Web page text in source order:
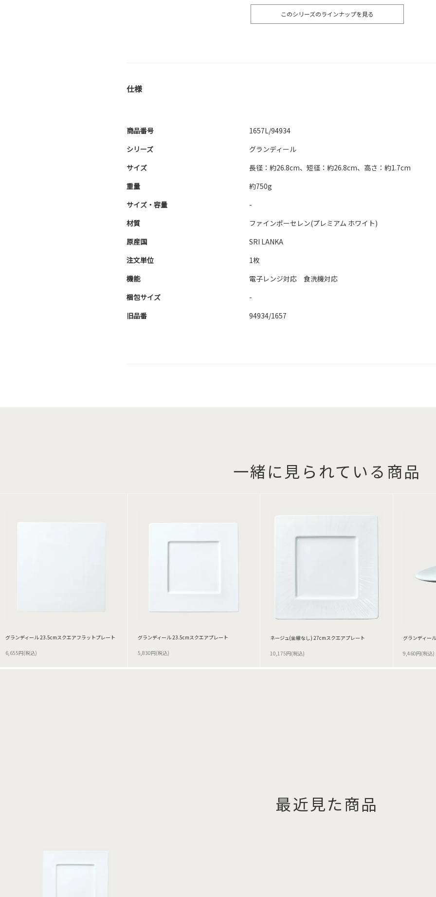
このシリーズのラインナップを見る
仕様
商品番号
1657L/94934
シリーズ
グランディール
サイズ
長径：約26.8cm、短径：約26.8cm、高さ：約1.7cm
重量
約750g
サイズ・容量
-
材質
ファインポーセレン(プレミアム ホワイト)
原産国
SRI LANKA
注文単位
1枚
機能
電子レンジ対応 食洗機対応
梱包サイズ
-
旧品番
94934/1657
一緒に見られている商品
グランディール 23.5cmスクエアフラットプレート
6,655円(税込)
グランディール 23.5cmスクエアプレート
5,830円(税込)
ネージュ(金線なし) 27cmスクエアプレート
10,175円(税込)
グランディー
9,460円(税込)
最近見た商品